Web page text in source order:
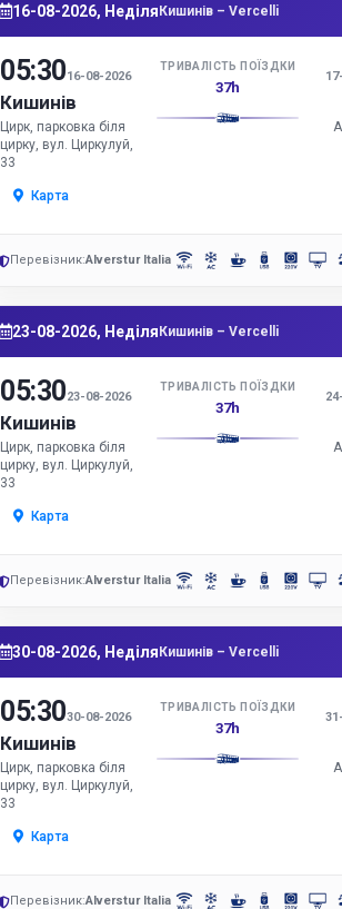
16-08-2026, Неділя Кишинів – Vercelli
05:3016-08-2026
Кишинів
Цирк, парковка біля
цирку, вул. Циркулуй,
33
Карта
ТРИВАЛІСТЬ ПОЇЗДКИ
37h
Перевізник:Alverstur Italia
23-08-2026, Неділя Кишинів – Vercelli
05:3023-08-2026
Кишинів
Цирк, парковка біля
цирку, вул. Циркулуй,
33
Карта
ТРИВАЛІСТЬ ПОЇЗДКИ
37h
Перевізник:Alverstur Italia
30-08-2026, Неділя Кишинів – Vercelli
05:3030-08-2026
Кишинів
Цирк, парковка біля
цирку, вул. Циркулуй,
33
Карта
ТРИВАЛІСТЬ ПОЇЗДКИ
37h
Перевізник:Alverstur Italia